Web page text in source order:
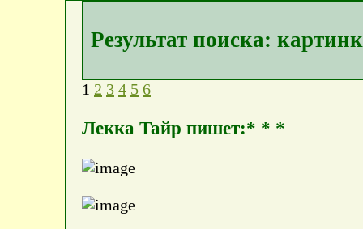
Результат поиска:
1 2 3 4 5 6
Лекка Тайр пишет:* * *